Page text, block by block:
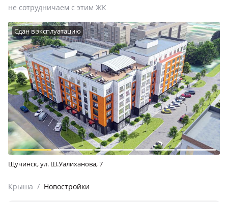
не сотрудничаем с этим ЖК
Сдан в эксплуатацию
Щучинск, ул. Ш.Уалиханова, 7
Крыша / Новостройки